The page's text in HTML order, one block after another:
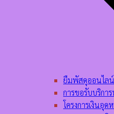
ยืมพัสดุออนไลน์
การขอรับบริกา
โครงการเงินอุด